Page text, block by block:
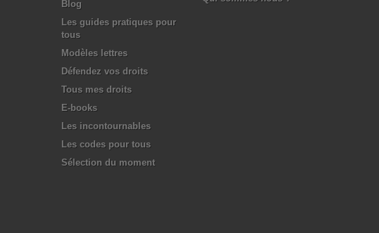
Blog
Les guides pratiques pour
tous
Modèles lettres
Défendez vos droits
Tous mes droits
E-books
Les incontournables
Les codes pour tous
Sélection du moment